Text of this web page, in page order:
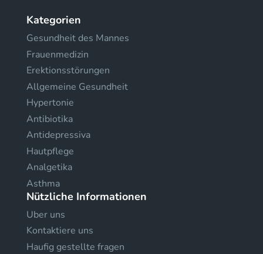
Kategorien
Gesundheit des Mannes
Frauenmedizin
Erektionsstörungen
Allgemeine Gesundheit
Hypertonie
Antibiotika
Antidepressiva
Hautpflege
Analgetika
Asthma
Nützliche Informationen
Uber uns
Kontaktiere uns
Haufig gestellte fragen